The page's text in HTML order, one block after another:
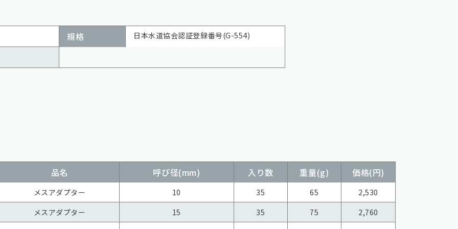
規格 日本水道協会認証登録番号(G-554)
品名 呼び径(mm) 入り数 重量(g) 価格(円)
メスアダプター 10 35 65
2,530
メスアダプター
15 35 75
2,760